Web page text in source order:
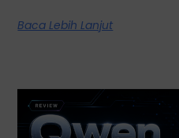
Baca Lebih Lanjut